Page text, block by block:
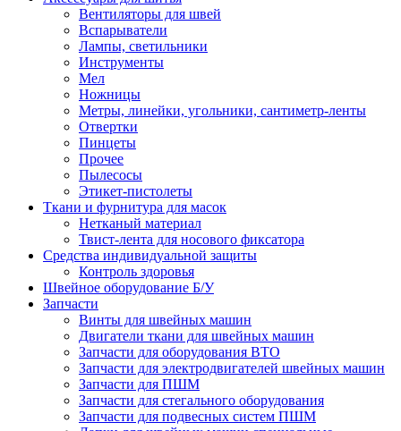
Вентиляторы для швей
Вспарыватели
Лампы, светильники
Инструменты
Мел
Ножницы
Метры, линейки, угольники, сантиметр-ленты
Отвертки
Пинцеты
Прочее
Пылесосы
Этикет-пистолеты
Ткани и фурнитура для масок
Нетканый материал
Твист-лента для носового фиксатора
Средства индивидуальной защиты
Контроль здоровья
Швейное оборудование Б/У
Запчасти
Винты для швейных машин
Двигатели ткани для швейных машин
Запчасти для оборудования ВТО
Запчасти для электродвигателей швейных машин
Запчасти для ПШМ
Запчасти для стегального оборудования
Запчасти для подвесных систем ПШМ